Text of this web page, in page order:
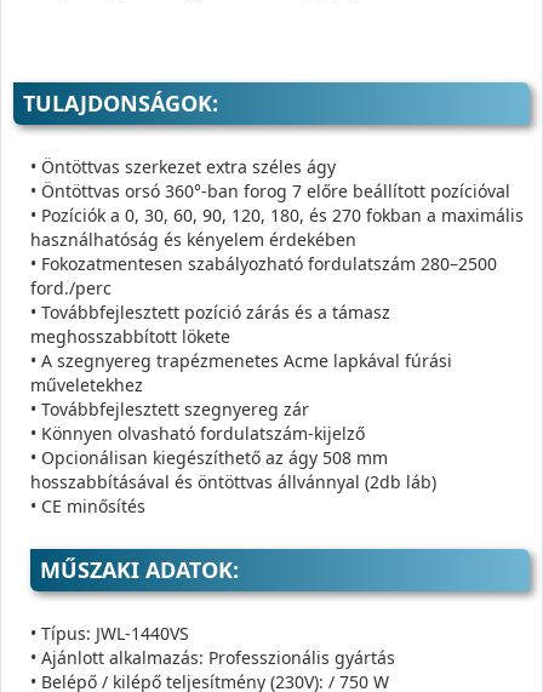
TULAJDONSÁGOK:
• Öntöttvas szerkezet extra széles ágy
• Öntöttvas orsó 360°-ban forog 7 előre beállított pozícióval
• Pozíciók a 0, 30, 60, 90, 120, 180, és 270 fokban a maximális
használhatóság és kényelem érdekében
• Fokozatmentesen szabályozható fordulatszám 280–2500
ford./perc
• Továbbfejlesztett pozíció zárás és a támasz
meghosszabbított lökete
• A szegnyereg trapézmenetes Acme lapkával fúrási
műveletekhez
• Továbbfejlesztett szegnyereg zár
• Könnyen olvasható fordulatszám-kijelző
• Opcionálisan kiegészíthető az ágy 508 mm
hosszabbításával és öntöttvas állvánnyal (2db láb)
• CE minősítés
MŰSZAKI ADATOK:
• Típus: JWL-1440VS
• Ajánlott alkalmazás: Professzionális gyártás
• Belépő / kilépő teljesítmény (230V): / 750 W